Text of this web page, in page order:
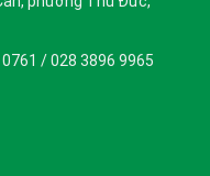
/ 028 3896 9965